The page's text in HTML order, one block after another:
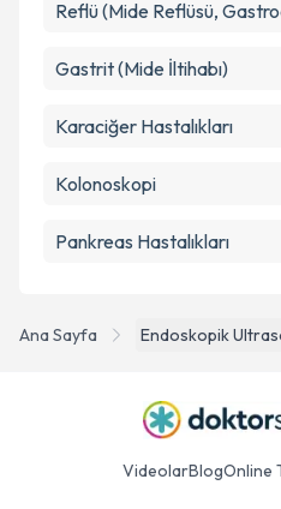
Ana Sayfa Endoskopik
Reflü (Mide Reflüsü,
Gastrit (Mide İltihabı)
Karaciğer Hastalıkları
Kolonoskopi
Pankreas Hastalıkları
VideolarBlogOnline